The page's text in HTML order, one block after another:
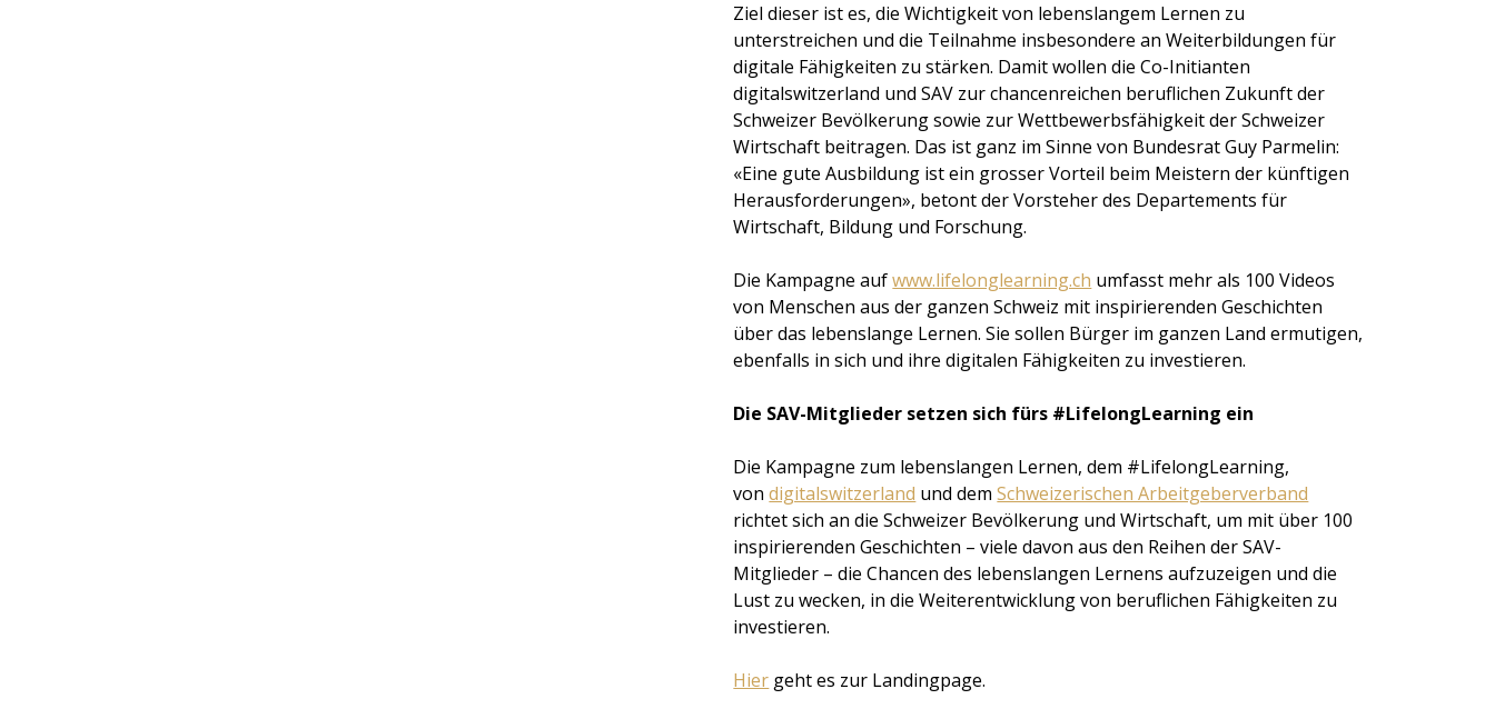
Ziel dieser ist es, die Wichtigkeit von lebenslangem Lernen zu
unterstreichen und die Teilnahme insbesondere an Weiterbildungen für
digitale Fähigkeiten zu stärken. Damit wollen die Co-Initianten
digitalswitzerland und SAV zur chancenreichen beruflichen Zukunft der
Schweizer Bevölkerung sowie zur Wettbewerbsfähigkeit der Schweizer
Wirtschaft beitragen. Das ist ganz im Sinne von Bundesrat Guy Parmelin:
«Eine gute Ausbildung ist ein grosser Vorteil beim Meistern der künftigen
Herausforderungen», betont der Vorsteher des Departements für
Wirtschaft, Bildung und Forschung.
Die Kampagne aufwww.lifelonglearning.ch umfasst mehr als 100 Videos
von Menschen aus der ganzen Schweiz mit inspirierenden Geschichten
über das lebenslange Lernen. Sie sollen Bürger im ganzen Land ermutigen,
ebenfalls in sich und ihre digitalen Fähigkeiten zu investieren.
Die SAV-Mitglieder setzen sich fürs #LifelongLearning ein
Die Kampagne zum lebenslangen Lernen, dem #LifelongLearning,
vondigitalswitzerland und demSchweizerischen Arbeitgeberverband
richtet sich an die Schweizer Bevölkerung und Wirtschaft, um mit über 100
inspirierenden Geschichten – viele davon aus den Reihen der SAV-
Mitglieder – die Chancen des lebenslangen Lernens aufzuzeigen und die
Lust zu wecken, in die Weiterentwicklung von beruflichen Fähigkeiten zu
investieren.
Hier geht es zur Landingpage.